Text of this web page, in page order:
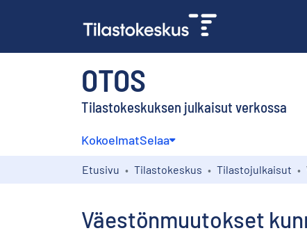
OTOS
Tilastokeskuksen julkaisut verkossa
KokoelmatSelaa
Etusivu Tilastokeskus Tilastojulkaisut
Väestönmuutokset